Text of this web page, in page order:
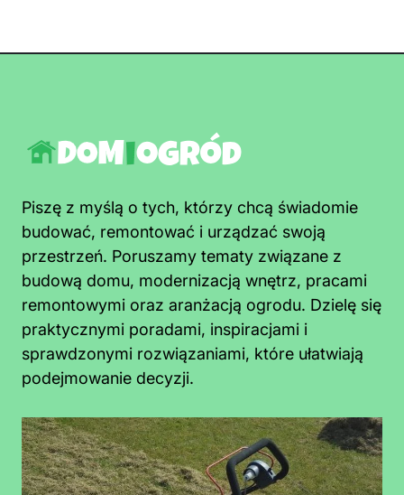
Piszę z myślą o tych, którzy chcą świadomie
budować, remontować i urządzać swoją
przestrzeń. Poruszamy tematy związane z
budową domu, modernizacją wnętrz, pracami
remontowymi oraz aranżacją ogrodu. Dzielę się
praktycznymi poradami, inspiracjami i
sprawdzonymi rozwiązaniami, które ułatwiają
podejmowanie decyzji.